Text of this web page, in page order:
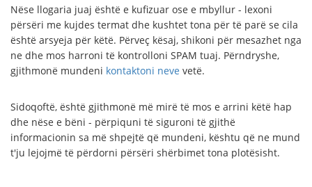
Nëse llogaria juaj është e kufizuar ose e mbyllur - lexoni
përsëri me kujdes termat dhe kushtet tona për të parë se cila
është arsyeja për këtë. Përveç kësaj, shikoni për mesazhet nga
ne dhe mos harroni të kontrolloni SPAM tuaj. Përndryshe,
gjithmonë mundeni kontaktoni neve vetë.
Sidoqoftë, është gjithmonë më mirë të mos e arrini këtë hap
dhe nëse e bëni - përpiquni të siguroni të gjithë
informacionin sa më shpejtë që mundeni, kështu që ne mund
t'ju lejojmë të përdorni përsëri shërbimet tona plotësisht.